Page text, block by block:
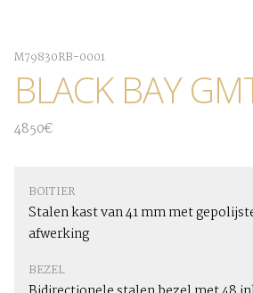
M79830RB-0001
BLACK BAY
4850€
BOITIER
Stalen kast van 41 mm met
afwerking
BEZEL